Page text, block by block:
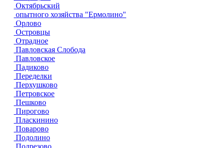
Октябрьский
опытного хозяйства "Ермолино"
Орлово
Островцы
Отрадное
Павловская Слобода
Павловское
Падиково
Переделки
Перхушково
Петровское
Пешково
Пирогово
Пласкинино
Поварово
Подолино
Подрезово